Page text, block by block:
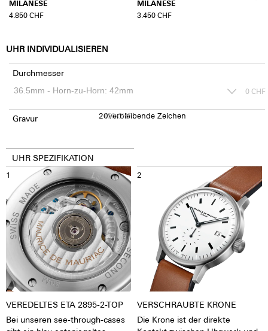
MILANESE
4.850CHF
MILANESE
3.450CHF
UHR INDIVIDUALISIEREN
Durchmesser
0 CHF
Gravur 150CHF
20verbleibende Zeichen
UHR SPEZIFIKATION
1
VEREDELTES ETA 2895-2-TOP
Bei unseren see-through-cases
2
VERSCHRAUBTE KRONE
Die Krone ist der direkte